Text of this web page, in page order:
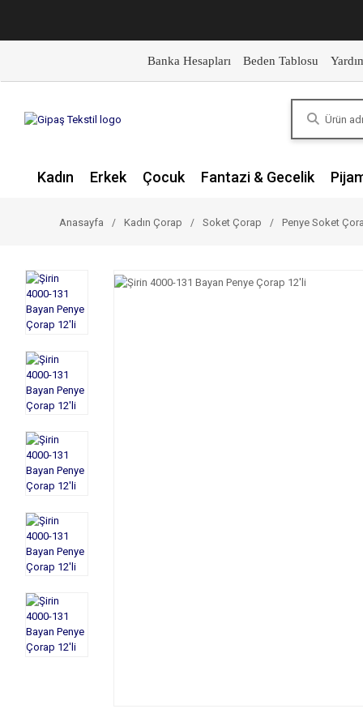
Banka Hesapları Beden Tablosu
Kadın Erkek Çocuk Fantazi & Gecelik
Anasayfa Kadın Çorap Soket Çorap Penye Soket